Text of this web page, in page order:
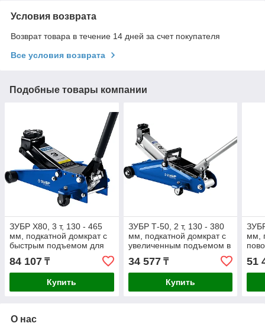
Условия возврата
Возврат товара в течение 14 дней за счет покупателя
Все условия возврата
Подобные товары компании
ЗУБР X80, 3 т, 130 - 465
мм, подкатной домкрат с
быстрым подъемом для
СТО, Профессионал
(43050-3)
84 107 ₸
Купить
ЗУБР Т-50, 2 т, 130 - 380
мм, подкатной домкрат с
увеличенным подъемом в
кейсе, Профессионал
(43052-2-K)
34 577₸
Купить
мм,
51
О нас